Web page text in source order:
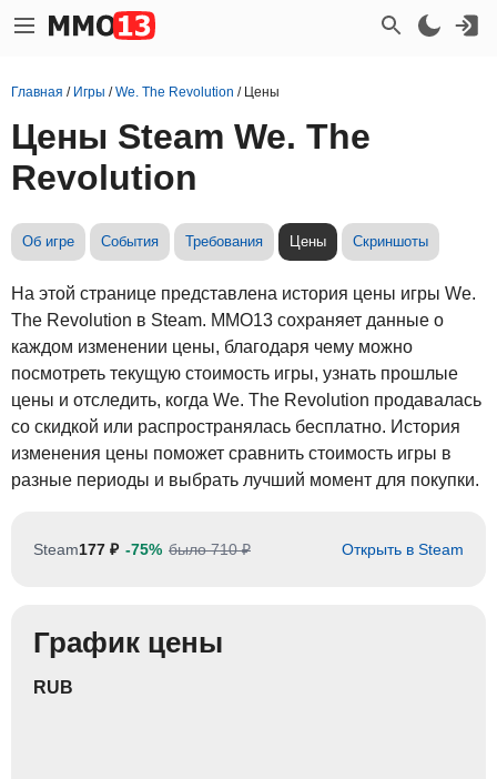
Главная / Игры /We. The Revolution / Цены
Цены Steam We. The
Revolution
Об игре События Требования Цены Скриншоты
На этой странице представлена история цены игры We.
The Revolution в Steam. MMO13 сохраняет данные о
каждом изменении цены, благодаря чему можно
посмотреть текущую стоимость игры, узнать прошлые
цены и отследить, когда We. The Revolution продавалась
со скидкой или распространялась бесплатно. История
изменения цены поможет сравнить стоимость игры в
разные периоды и выбрать лучший момент для покупки.
Steam177 ₽ -75% было 710 ₽ Открыть в Steam
График цены
RUB